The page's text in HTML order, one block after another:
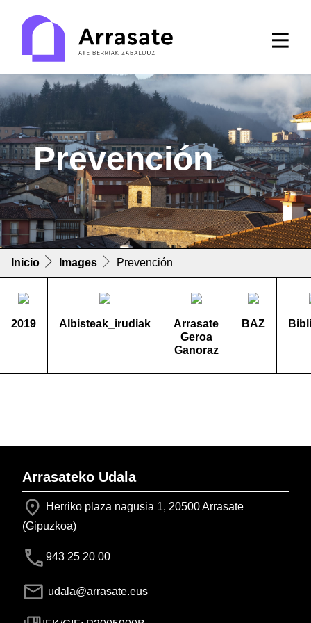
Prevención
Inicio Images Prevención
2019 Albisteak_irudiak
Arrasate
Geroa
Ganoraz
BAZ
Arrasateko Udala
Herriko plaza nagusia 1, 20500 Arrasate
(Gipuzkoa)
943 25 20 00
udala@arrasate.eus